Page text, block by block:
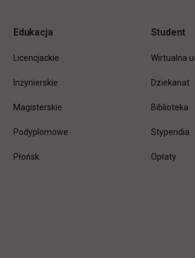
Edukacja
Licencjackie
Inżynierskie
Magisterskie
Podyplomowe
Płońsk
Student
Wirtualna
Dziekanat
Biblioteka
Stypendia
Opłaty